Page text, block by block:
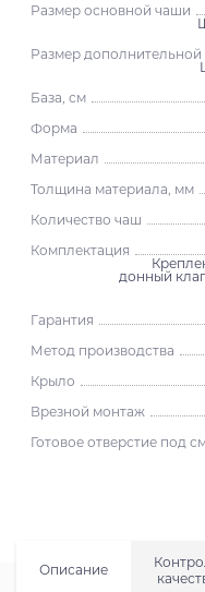
Размер основной чаши
Размер
База, см
Форма
Материал
Толщина материала, мм
Количество чаш
Комплектация
донный
Гарантия
Метод производства
Крыло
Врезной монтаж
Готовое отверстие под
Описание